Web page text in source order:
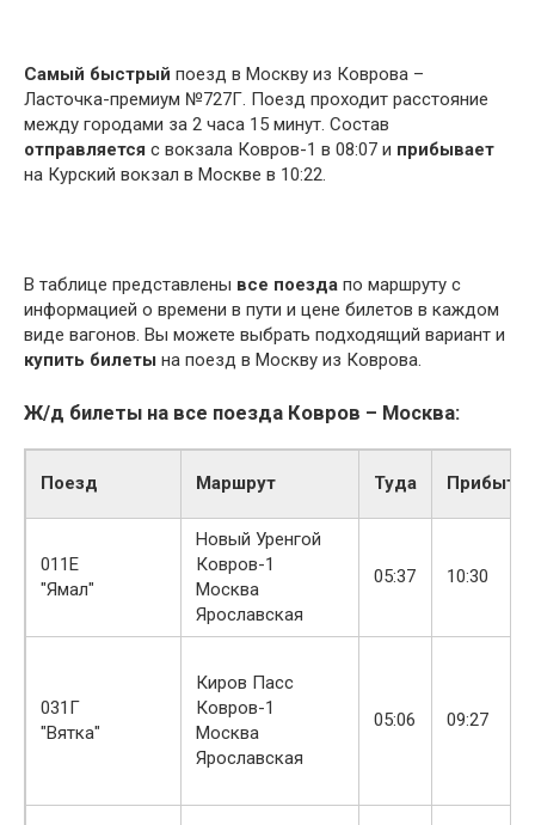
Самый быстрый поезд в Москву из Коврова –
Ласточка-премиум №727Г. Поезд проходит расстояние
между городами за 2 часа 15 минут. Состав
отправляется с вокзала Ковров-1 в 08:07 и прибывает
на Курский вокзал в Москве в 10:22.
В таблице представлены все поезда по маршруту с
информацией о времени в пути и цене билетов в каждом
виде вагонов. Вы можете выбрать подходящий вариант и
купить билеты на поезд в Москву из Коврова.
Ж/д билеты на все поезда Ковров – Москва:
Поезд Маршрут Туда
011Е
"Ямал"
Новый Уренгой
Ковров-1
Москва
Ярославская
05:37 10:30
031Г
"Вятка"
Киров Пасс
Ковров-1
Москва
Ярославская
05:06 09:27